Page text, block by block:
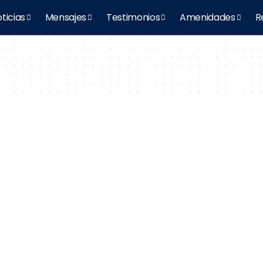
Mensajes Testimonios Amenidades